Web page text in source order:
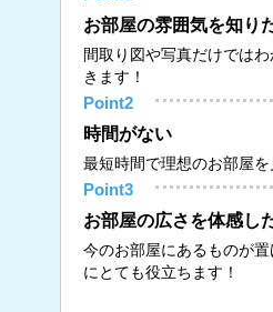
お部屋の雰囲気を知り
間取り図や写真だけでは
きます！
Point2
時間がない
最短時間で理想のお部屋
Point3
お部屋の広さを体感し
今のお部屋にあるものが
にとても役立ちます！